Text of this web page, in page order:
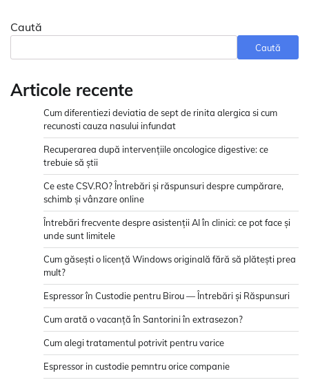
Caută
Caută
Articole recente
Cum diferentiezi deviatia de sept de rinita alergica si cum
recunosti cauza nasului infundat
Recuperarea după intervențiile oncologice digestive: ce
trebuie să știi
Ce este CSV.RO? Întrebări și răspunsuri despre cumpărare,
schimb și vânzare online
Întrebări frecvente despre asistenții AI în clinici: ce pot face și
unde sunt limitele
Cum găsești o licență Windows originală fără să plătești prea
mult?
Espressor în Custodie pentru Birou — Întrebări și Răspunsuri
Cum arată o vacanță în Santorini în extrasezon?
Cum alegi tratamentul potrivit pentru varice
Espressor in custodie pemntru orice companie